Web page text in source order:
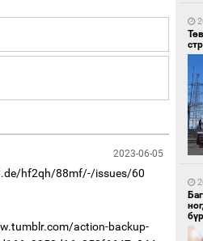
2023-06-05
hf2qh/88mf/-/issues/60
action-backup-